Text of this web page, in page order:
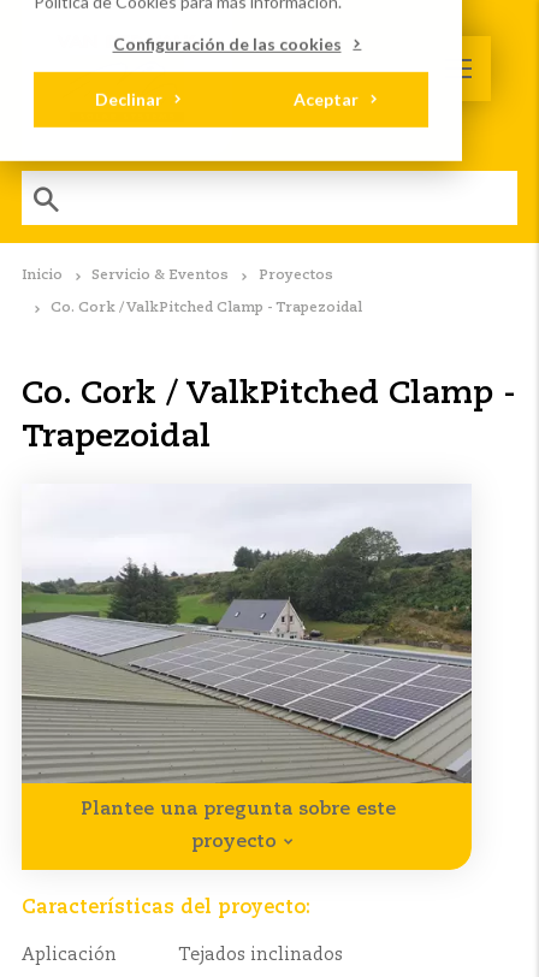
Configuración de las cookies
Aceptar
Declinar
Inicio Servicio & Eventos Proyectos
Co. Cork / ValkPitched Clamp - Trapezoidal
Co. Cork / ValkPitched Clamp -
Trapezoidal
Plantee una pregunta sobre este
proyecto
Características del proyecto:
Aplicación Tejados inclinados